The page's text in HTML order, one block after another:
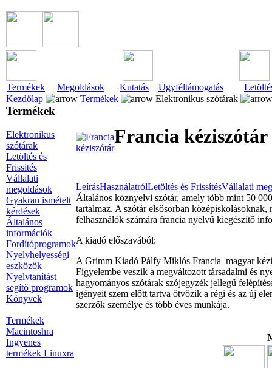
Termékek Megoldások Kutatás Ügyféltámogatás
Kezdőlap
Termékek Elektronikus szótárak
Termékek
Elektronikus
szótárak
Letöltés és
Frissités
Vállalati
megoldások
Gyakran ismételt
kérdések
Általános
információk
Fordítóprogramok
Nyelvhelyességi
eszközök
Nyelvtanítást
segítő programok
Könyvek
Termékek
Macintoshra
Ingyenes
termékek Linuxra
Francia kéziszótár
LeírásHasználatrólLetöltés és FrissítésVállalati
Általános köznyelvi szótár, amely több mint 50
tartalmaz. A szótár elsősorban
felhasználók számára francia nyelvű kiegészítő
A kiadó előszavából:
A Grimm Kiadó Pálfy Miklós Francia–magyar
Figyelembe veszik a megváltozott társadalmi és
hagyományos szótárak szójegyzék jellegű
igényeit szem előtt tartva ötvözik a régi és az új
szerzők személye és több éves munkája.